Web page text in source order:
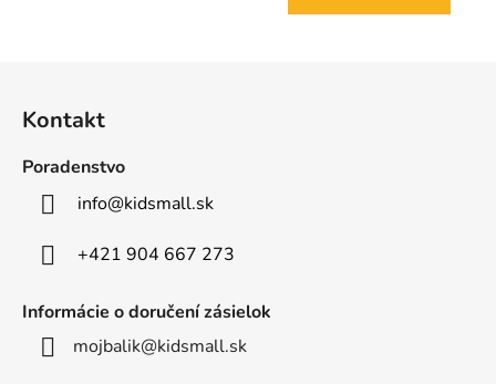
Kontakt
Poradenstvo
info@kidsmall.sk
+421 904 667 273
Informácie o doručení zásielok
mojbalik@kidsmall.sk